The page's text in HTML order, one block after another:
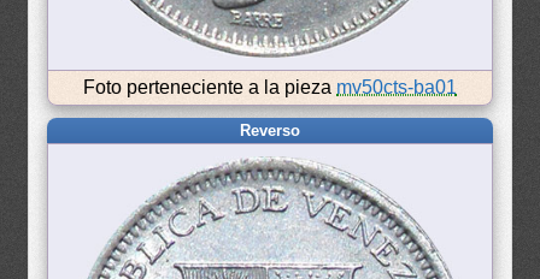
Foto perteneciente a la pieza mv50cts-ba01
Reverso